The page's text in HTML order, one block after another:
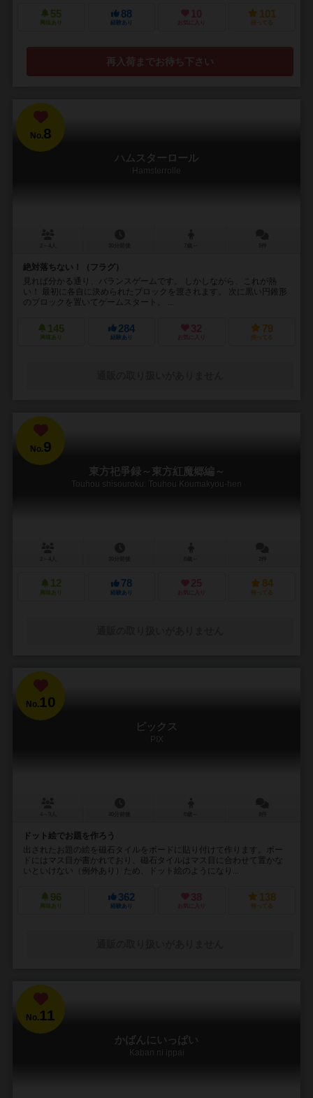
55
興味あり
88
経験あり
10
お気に入り
101
持ってる
再入荷までお待ち下さい
No.8
ハムスターロール
Hamsterrolle
絶対落ちない！（フラグ）
見れば分かる通り、バランスゲームです。 しかしながら、これが熱
い！ 最初に各自に決められたブロックを渡されます。 次に黒い円錐形
のブロックを置いてゲームスタート。 ...
145
興味あり
284
経験あり
32
お気に入り
79
持ってる
No.9
東方祀爭録～東方紅魔郷編～
Touhou shisouroku: Touhou Koumakyou-hen
12
興味あり
78
経験あり
25
お気に入り
84
持ってる
No. 10
ピックス
PIX
ドット絵でお題を作ろう
出されたお題の絵を磁石タイルをボードに貼り付けて作ります。ボー
ドにはマス目が書かれており、磁石タイルはマス目に合わせて置かな
いといけない（例外あり）ため、ドット絵のようになり...
96
興味あり
362
経験あり
38
お気に入り
138
持ってる
No.11
かばんにいっぱい
Kaban ni ippai